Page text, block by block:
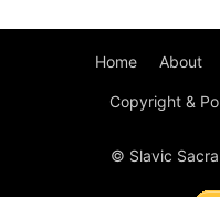
Home About
Copyright &
© Slavic